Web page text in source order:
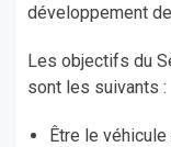
développement
Les objectifs du
sont les suivants :
Être le